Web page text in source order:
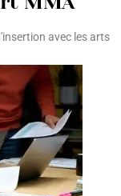
avec les arts